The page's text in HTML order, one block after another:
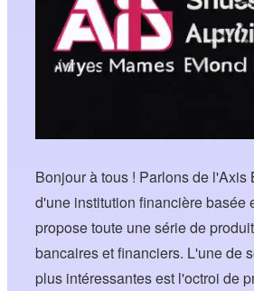
Bonjour à tous ! Parlons de l'Axis
d'une institution financière basée
propose toute une série de
bancaires et financiers. L'une de
plus intéressantes est l'octroi de